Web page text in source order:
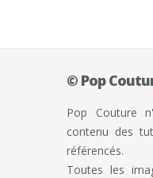
© Pop
Pop Couture
contenu des
référencés.
Toutes les